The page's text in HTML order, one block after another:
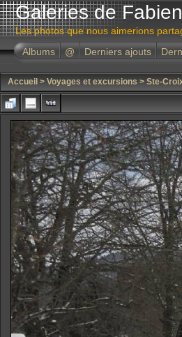
Galeries de
Les photos que nous aimerions
Albums
@ Derniers ajouts
Accueil > Voyages et excursions > Ste-